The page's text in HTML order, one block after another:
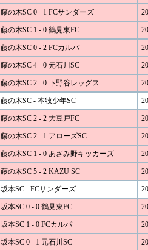
藤の木SC 0 - 1 FCサンダーズ
藤の木SC 1 - 0 鶴見東FC
藤の木SC 0 - 2 FCカルパ
藤の木SC 4 - 0 元石川SC
藤の木SC 2 - 0 下野谷レッグス
藤の木SC - 本牧少年SC
藤の木SC 2 - 2 大豆戸FC
藤の木SC 2 - 1 アローズSC
藤の木SC 1 - 0 あざみ野キッカーズ
藤の木SC 5 - 2 KAZU SC
坂本SC - FCサンダーズ
坂本SC 0 - 0 鶴見東FC
坂本SC 1 - 0 FCカルパ
坂本SC 0 - 1 元石川SC